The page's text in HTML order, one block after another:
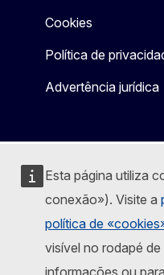
Esta página utiliza
conexão»). Visite a
política de
visível no rodapé de
informações ou
Cookies
Política de
Advertência jurídica